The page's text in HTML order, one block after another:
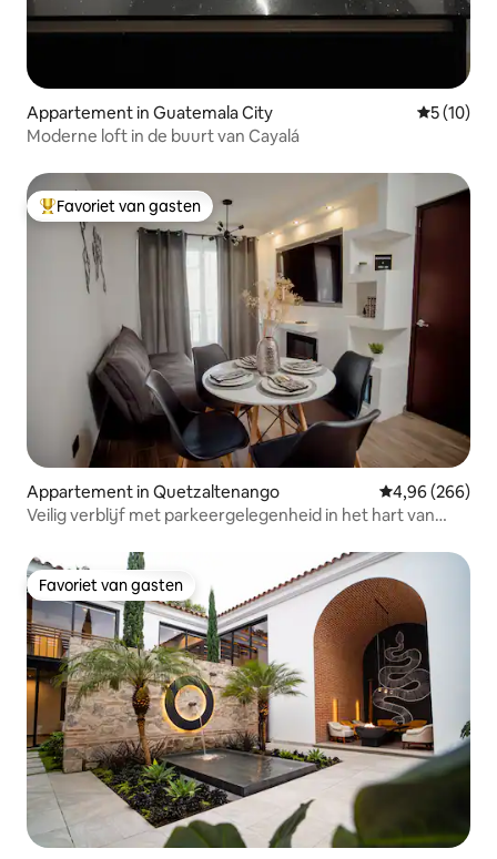
Appartement in Guatemala City
5 (10)
Moderne loft in de buurt van Cayalá
Topfavoriet van gasten
Favoriet van gasten
Appartement in Quetzaltenango Gemiddelde
4,96 (266)
Veilig verblijf met parkeergelegenheid in het hart van
Favoriet van gasten
Favoriet van gasten